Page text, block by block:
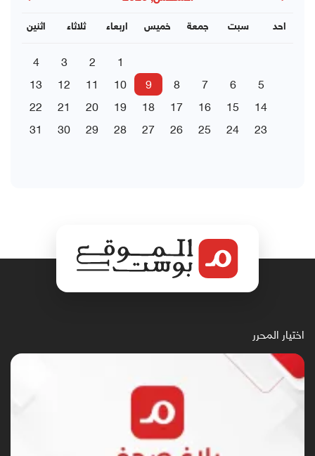
اثنين ثلاثاء اربعاء خميس جمعة سبت احد
1
2
3
4
5
6
7
8
9
10
11
12
13
14
15
16
17
18
19
20
21
22
23
24
25
26
27
28
29
30
31
اختيار المحرر